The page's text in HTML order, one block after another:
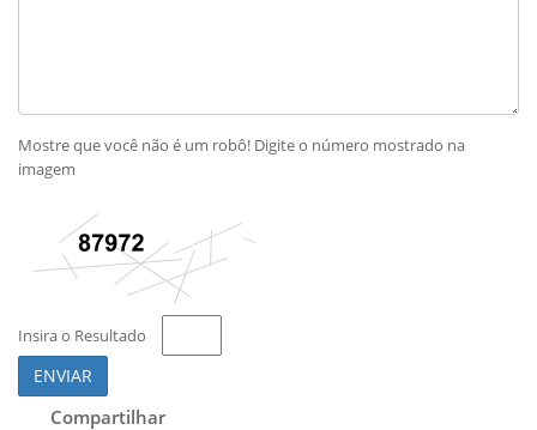
Mostre que você não é um robô! Digite o número mostrado na
imagem
Insira o Resultado
ENVIAR
Compartilhar